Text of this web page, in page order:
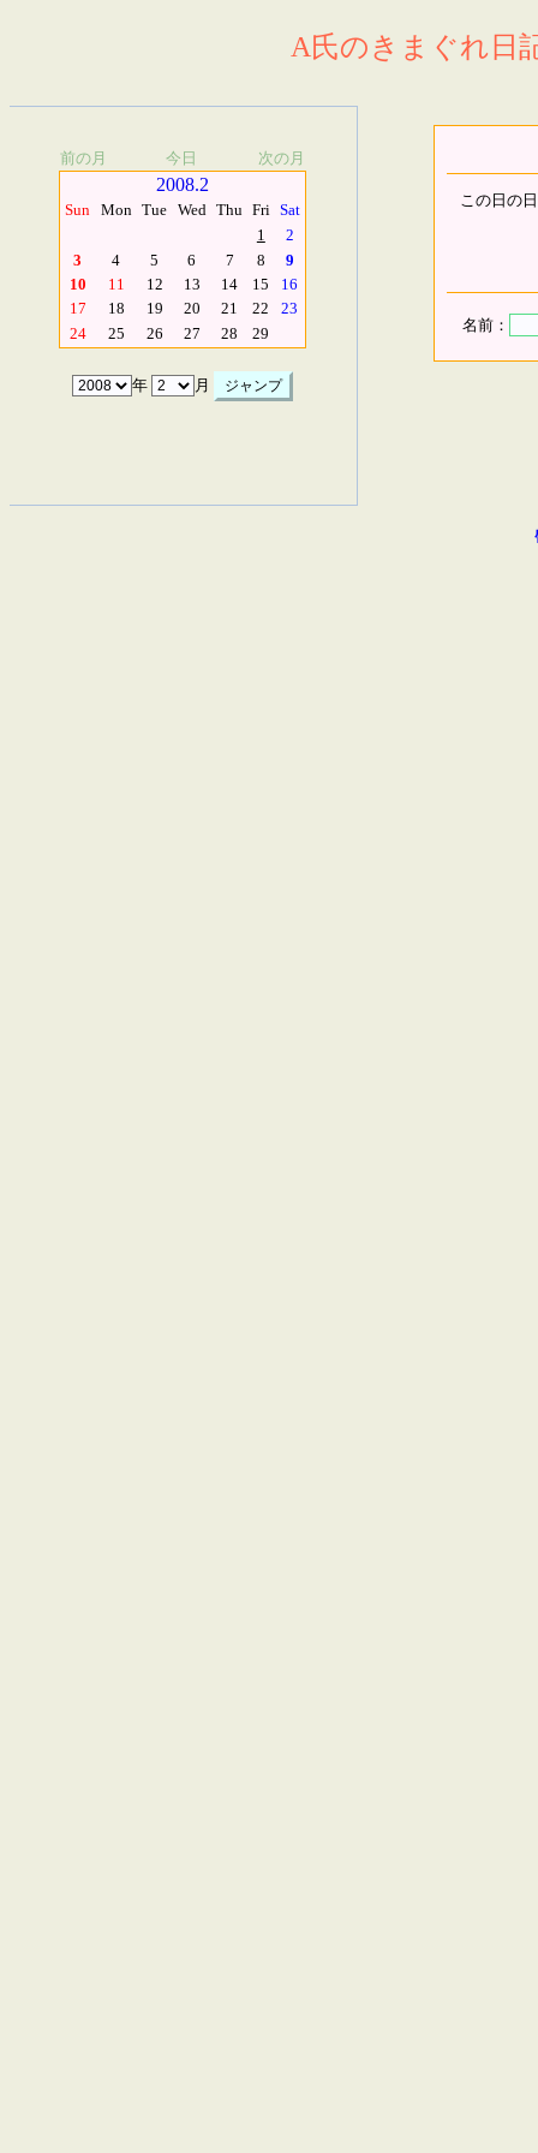
A氏のきまぐれ日
前の月 今日 次の月
2008.2
Sun Mon Tue Wed Thu Fri Sat
1
2
3
4 5 6 7 8
9
10
11 12 13 14 15
16
17
18 19 20 21 22
23
24
25 26 27 28 29
年 月
この日の
名前：